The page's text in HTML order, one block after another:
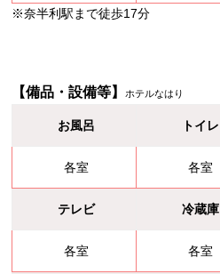
※奈半利駅まで徒歩17分
【備品・設備等】 ホテルなはり
お風呂 トイレ
各室 各室
テレビ 冷蔵庫
各室 各室